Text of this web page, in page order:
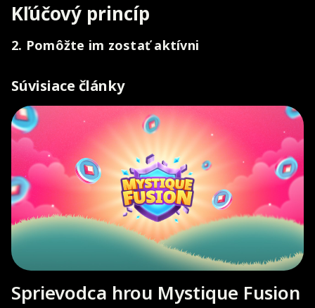
Kľúčový princíp
2. Pomôžte im zostať aktívni
Súvisiace články
Sprievodca hrou Mystique Fusion